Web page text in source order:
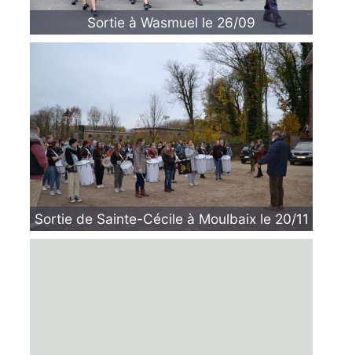
Sortie à Wasmuel le 26/09
Sortie de Sainte-Cécile à Moulbaix le 20/11